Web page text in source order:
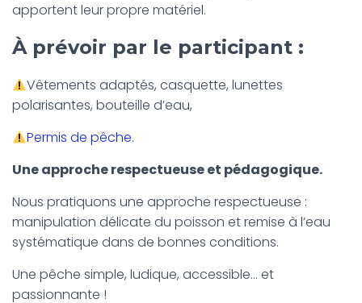
apportent leur propre matériel.
À prévoir par le participant :
Vêtements adaptés, casquette, lunettes
polarisantes, bouteille d’eau,
Permis de pêche.
Une approche respectueuse et pédagogique.
Nous pratiquons une approche respectueuse :
manipulation délicate du poisson et remise à l’eau
systématique dans de bonnes conditions.
Une pêche simple, ludique, accessible… et
passionnante !